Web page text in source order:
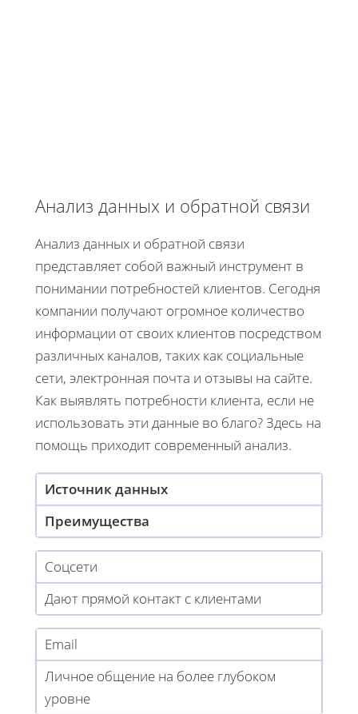
Анализ данных и обратной связи
Анализ данных и обратной связи
представляет собой важный инструмент в
понимании потребностей клиентов. Сегодня
компании получают огромное количество
информации от своих клиентов посредством
различных каналов, таких как социальные
сети, электронная почта и отзывы на сайте.
Как выявлять потребности клиента, если не
использовать эти данные во благо? Здесь на
помощь приходит современный анализ.
Источник данных
Преимущества
Соцсети
Дают прямой контакт с клиентами
Email
Личное общение на более глубоком
уровне